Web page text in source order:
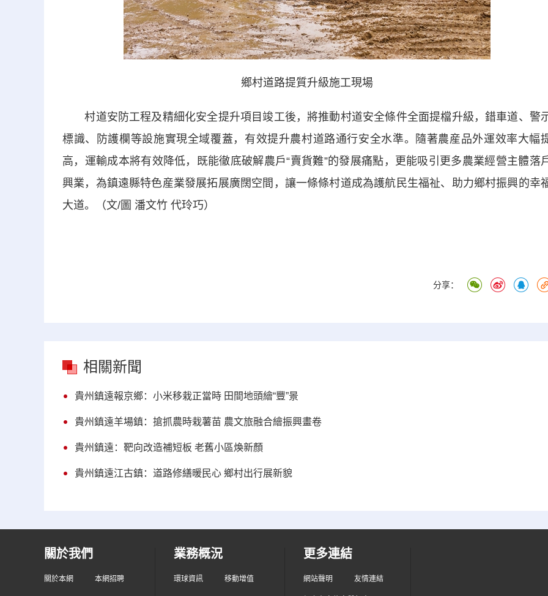
鄉村道路提質升級施工現場
村道安防工程及精細化安全提升項目竣工後，將推動村道安全條件全面提檔升級，錯車道、警
標識、防護欄等設施實現全域覆蓋，有效提升農村道路通行安全水準。隨著農産品外運效率大幅
高，運輸成本將有效降低，既能徹底破解農戶“賣貨難”的發展痛點，更能吸引更多農業經營主體落
興業，為鎮遠縣特色産業發展拓展廣闊空間，讓一條條村道成為護航民生福祉、助力鄉村振興的幸
大道。（文/圖 潘文竹 代玲巧）
分享：
相關新聞
貴州鎮遠報京鄉：小米移栽正當時 田間地頭繪“豐”景
貴州鎮遠羊場鎮：搶抓農時栽薯苗 農文旅融合繪振興畫卷
貴州鎮遠：靶向改造補短板 老舊小區煥新顏
貴州鎮遠江古鎮：道路修繕暖民心 鄉村出行展新貌
關於我們
關於本網 本網招聘
業務概況
環球資訊 移動增值
更多連結
網站聲明 友情連結